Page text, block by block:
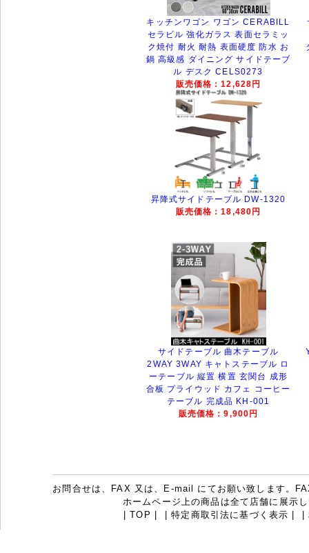
キッチンワゴン ワゴン CERABILL
セラビル 強化ガラス 表面セラミッ
ク焼付 耐火 耐熱 表面硬度 防水 お
鍋 高級感 ダイニング サイドテーブ
ル デスク CELS0273
販売価格：12,628円
昇降式サイドテーブル DW-1320
販売価格：18,480円
サイドテーブル 曲木テーブル
2WAY 3WAY キャトステーブル ロ
ーテーブル 縦置 横置 玄関台 成形
合板 プライウッド カフェ コーヒー
テーブル 完成品 KH-001
販売価格：9,900円
お問合せは、FAX 又は、E-mail にてお願い致します。
ホームページ上の商品は全て店舗に展示
|TOP |特定商取引法に基づく表示 |